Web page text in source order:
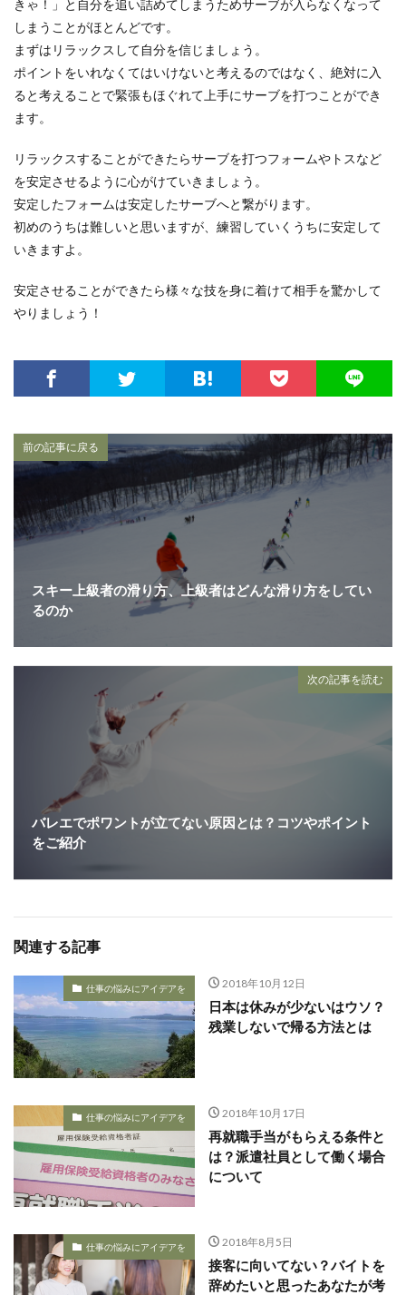
きゃ！」と自分を追い詰めてしまうためサーブが入らなくなって
しまうことがほとんどです。
まずはリラックスして自分を信じましょう。
ポイントをいれなくてはいけないと考えるのではなく、絶対に入
ると考えることで緊張もほぐれて上手にサーブを打つことができ
ます。
リラックスすることができたらサーブを打つフォームやトスなど
を安定させるように心がけていきましょう。
安定したフォームは安定したサーブへと繋がります。
初めのうちは難しいと思いますが、練習していくうちに安定して
いきますよ。
安定させることができたら様々な技を身に着けて相手を驚かして
やりましょう！
前の記事に戻る
スキー上級者の滑り方、上級者はどんな滑り方をしてい
るのか
次の記事を読む
バレエでポワントが立てない原因とは？コツやポイント
をご紹介
関連する記事
仕事の悩みにアイデアを 2018年10月12日
日本は休みが少ないはウソ？
残業しないで帰る方法とは
仕事の悩みにアイデアを 2018年10月17日
再就職手当がもらえる条件と
は？派遣社員として働く場合
について
仕事の悩みにアイデアを 2018年8月5日
接客に向いてない？バイトを
辞めたいと思ったあなたが考